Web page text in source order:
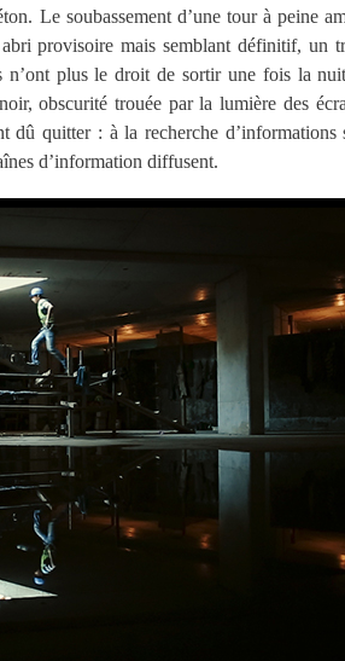
Le soubassement d’une tour à peine
provisoire mais semblant définitif, un
n’ont plus le droit de sortir une fois la
obscurité trouée par la lumière des
dû quitter : à la recherche
d’information diffusent.